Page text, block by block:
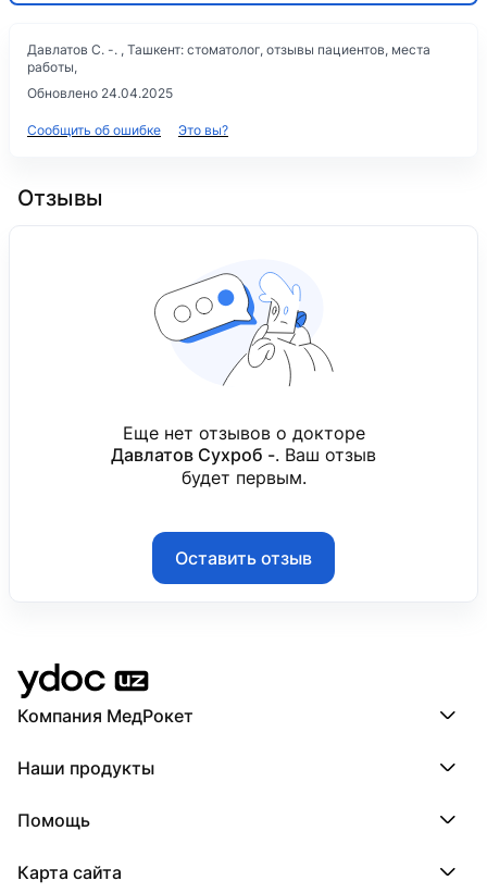
Давлатов С. -. , Ташкент: стоматолог, отзывы пациентов, места
работы,
Обновлено 24.04.2025
Сообщить об ошибке Это вы?
Отзывы
Еще нет отзывов о докторе
Давлатов Сухроб -. Ваш отзыв
будет первым.
Оставить отзыв
Компания МедРокет
О YDoc
Наши продукты
ПроТаблетки
МедТочка
Помощь
Регистрация врача
Карта сайта